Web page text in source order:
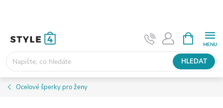
HLEDAT
NÁKUPNÍ
KOŠÍK
Ocelové šperky pro ženy